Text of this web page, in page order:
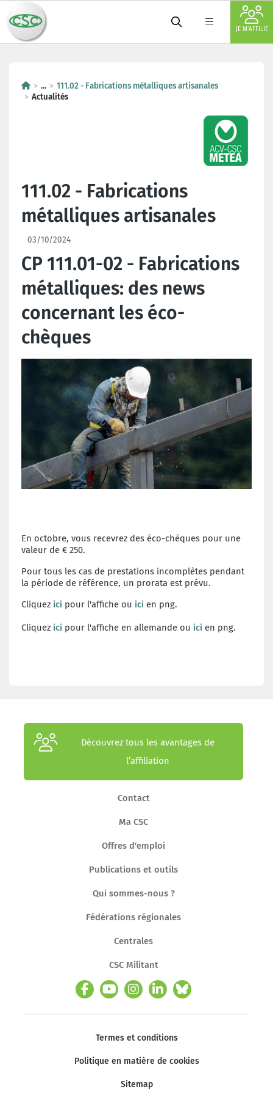
JE M'AFFILIE
...
111.02 - Fabrications métalliques artisanales
Actualités
111.02 - Fabrications
métalliques artisanales
03/10/2024
CP 111.01-02 - Fabrications
métalliques: des news
concernant les éco-
chèques
En octobre, vous recevrez des éco-chèques pour une
valeur de € 250.
Pour tous les cas de prestations incomplètes pendant
la période de référence, un prorata est prévu.
Cliquez ici pour l'affiche ou ici en png.
Cliquez ici pour l'affiche en allemande ou ici en png.
Découvrez tous les avantages de
l’affiliation
Contact
Ma CSC
Offres d'emploi
Publications et outils
Qui sommes-nous ?
Fédérations régionales
Centrales
CSC Militant
Termes et conditions
Politique en matière de cookies
Sitemap